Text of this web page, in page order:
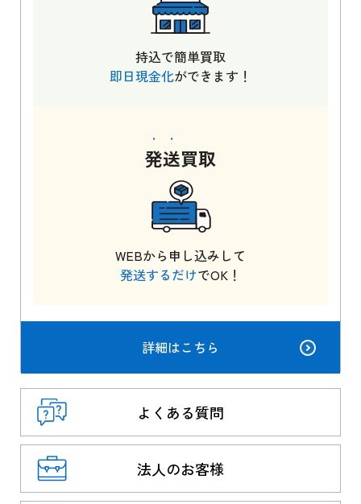
持込で簡単買取
即日現金化ができます！
発送買取
WEBから申し込みして
発送するだけでOK！
詳細はこちら
よくある質問
法人のお客様